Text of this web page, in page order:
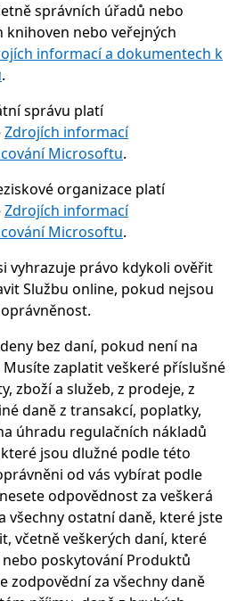
správních úřadů nebo
knihoven nebo veřejných
informací a dokumentech k
.
správu platí
Zdrojích informací
Microsoftu.
organizace platí
Zdrojích informací
Microsoftu.
vyhrazuje právo kdykoli ověřit
Službu online, pokud nejsou
bez daní, pokud není na
zaplatit veškeré příslušné
zboží a služeb, z prodeje, z
daně z transakcí, poplatky,
úhradu regulačních nákladů
jsou dlužné podle této
od vás vybírat podle
odpovědnost za veškerá
všechny ostatní daně, které jste
včetně veškerých daní, které
poskytování Produktů
zodpovědní za všechny daně